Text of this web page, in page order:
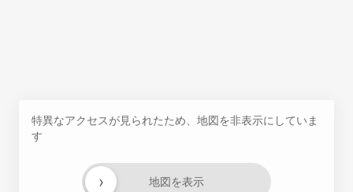
特異なアクセスが見られたため、地図を非表示にしていま
す
地図を表示
›